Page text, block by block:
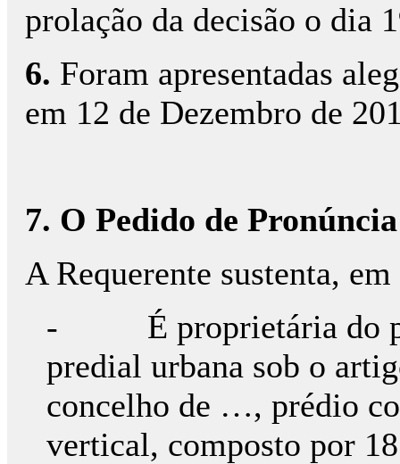
prolação da decisão o dia
6. Foram apresentadas
em 12 de Dezembro de
7. O Pedido de Pronúncia
A Requerente sustenta,
- É proprietária do
predial urbana sob o
concelho de …, prédio
vertical, composto por